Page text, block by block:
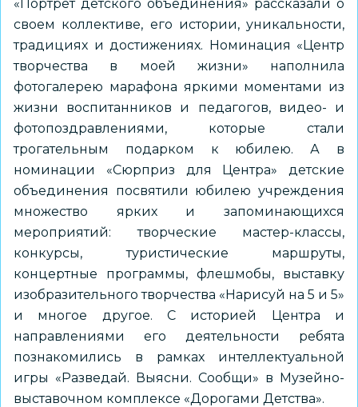
«Портрет детского объединения» рассказали о
своем коллективе, его истории, уникальности,
традициях и достижениях. Номинация «Центр
творчества в моей жизни» наполнила
фотогалерею марафона яркими моментами из
жизни воспитанников и педагогов, видео- и
фотопоздравлениями, которые стали
трогательным подарком к юбилею. А в
номинации «Сюрприз для Центра» детские
объединения посвятили юбилею учреждения
множество ярких и запоминающихся
мероприятий: творческие мастер-классы,
конкурсы, туристические маршруты,
концертные программы, флешмобы, выставку
изобразительного творчества «Нарисуй на 5 и 5»
и многое другое. С историей Центра и
направлениями его деятельности ребята
познакомились в рамках интеллектуальной
игры «Разведай. Выясни. Сообщи» в Музейно-
выставочном комплексе «Дорогами Детства».